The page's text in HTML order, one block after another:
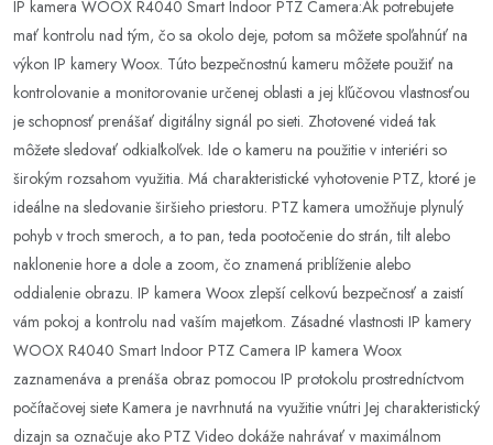
IP kamera WOOX R4040 Smart Indoor PTZ Camera:Ak potrebujete
mať kontrolu nad tým, čo sa okolo deje, potom sa môžete spoľahnúť na
výkon IP kamery Woox. Túto bezpečnostnú kameru môžete použiť na
kontrolovanie a monitorovanie určenej oblasti a jej kľúčovou vlastnosťou
je schopnosť prenášať digitálny signál po sieti. Zhotovené videá tak
môžete sledovať odkiaľkoľvek. Ide o kameru na použitie v interiéri so
širokým rozsahom využitia. Má charakteristické vyhotovenie PTZ, ktoré je
ideálne na sledovanie širšieho priestoru. PTZ kamera umožňuje plynulý
pohyb v troch smeroch, a to pan, teda pootočenie do strán, tilt alebo
naklonenie hore a dole a zoom, čo znamená priblíženie alebo
oddialenie obrazu. IP kamera Woox zlepší celkovú bezpečnosť a zaistí
vám pokoj a kontrolu nad vaším majetkom. Zásadné vlastnosti IP kamery
WOOX R4040 Smart Indoor PTZ Camera IP kamera Woox
zaznamenáva a prenáša obraz pomocou IP protokolu prostredníctvom
počítačovej siete Kamera je navrhnutá na využitie vnútri Jej charakteristický
dizajn sa označuje ako PTZ Video dokáže nahrávať v maximálnom